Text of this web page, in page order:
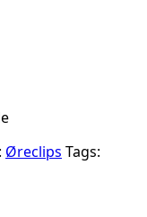
Øreclips Tags: